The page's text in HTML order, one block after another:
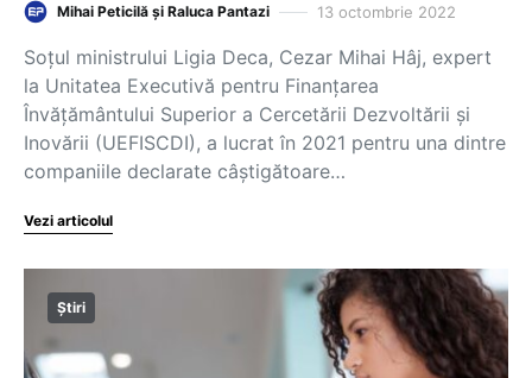
Mihai Peticilă și Raluca Pantazi 13 octombrie 2022
Soțul ministrului Ligia Deca, Cezar Mihai Hâj, expert
la Unitatea Executivă pentru Finanțarea
Învățământului Superior a Cercetării Dezvoltării și
Inovării (UEFISCDI), a lucrat în 2021 pentru una dintre
companiile declarate câștigătoare…
Vezi articolul
Știri